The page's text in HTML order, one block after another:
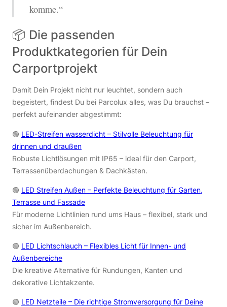
komme.“
📦 Die passenden
Produktkategorien für Dein
Carportprojekt
Damit Dein Projekt nicht nur leuchtet, sondern auch
begeistert, findest Du bei Parcolux alles, was Du brauchst –
perfekt aufeinander abgestimmt:
🟢 LED-Streifen wasserdicht – Stilvolle Beleuchtung für
drinnen und draußen
Robuste Lichtlösungen mit IP65 – ideal für den Carport,
Terrassenüberdachungen & Dachkästen.
🟢 LED Streifen Außen – Perfekte Beleuchtung für Garten,
Terrasse und Fassade
Für moderne Lichtlinien rund ums Haus – flexibel, stark und
sicher im Außenbereich.
🟢 LED Lichtschlauch – Flexibles Licht für Innen- und
Außenbereiche
Die kreative Alternative für Rundungen, Kanten und
dekorative Lichtakzente.
🟢 LED Netzteile – Die richtige Stromversorgung für Deine